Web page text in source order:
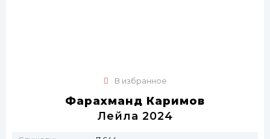
В избранное
Фарахманд Каримов
Лейла 2024